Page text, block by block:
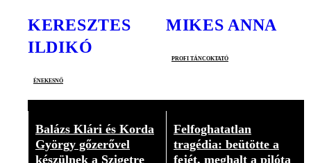
KERESZTES
ILDIKÓ
énekesnő
MIKES ANNA
profi táncoktató
Balázs Klári és Korda
György gőzerővel
készülnek a Szigetre
Felfoghatatlan
tragédia: beütötte a
fejét, meghalt a pilóta